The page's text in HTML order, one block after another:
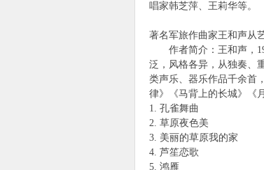
唱家韩芝萍、王莉华等。
著名军旅作曲家王和声从
作者简介：王和声，
泛，风格各异，从独奏、
类声乐、器乐作品千余首
律》《马背上的长城》《
1. 孔雀舞曲
2. 草原夜色美
3. 美丽的草原我的家
4. 芦笙恋歌
5. 鸿雁